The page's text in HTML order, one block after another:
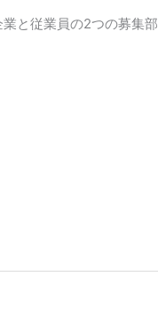
と従業員の2つの募集部